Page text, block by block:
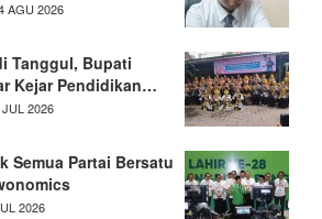
AGU 2026
Tanggul, Bupati
Kejar Pendidikan…
2026
Semua Partai Bersatu
2026